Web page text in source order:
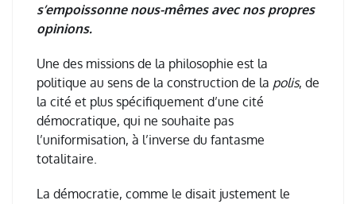
s’empoissonne nous-mêmes avec nos propres
opinions.
Une des missions de la philosophie est la
politique au sens de la construction de la polis, de
la cité et plus spécifiquement d’une cité
démocratique, qui ne souhaite pas
l’uniformisation, à l’inverse du fantasme
totalitaire.
La démocratie, comme le disait justement le